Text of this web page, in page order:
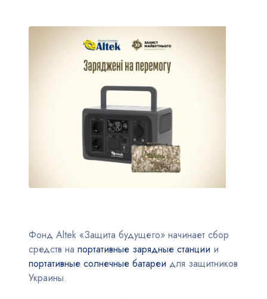
Фонд Altek «Защита будущего» начинает сбор
средств напортативные зарядные станции и
портативные солнечные батареи для защитников
Украины.